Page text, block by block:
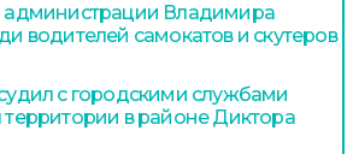
администрации Владимира
водителей самокатов и скутеров
с городскими службами
территории в районе Диктора